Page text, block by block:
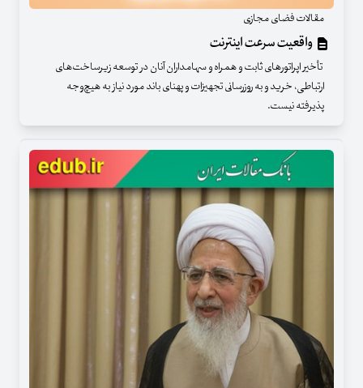
مقالات فضای مجازی
واقعیت سرعت اینترنت
تأخیر اپراتورهای ثابت و همراه و سهامداران آنان در توسعه زیرساخت‌های
ارتباطی، خرید و به روزرسانی تجهیزات و پهنای باند مورد نیاز به هیچ‌وجه
پذیرفته نیست.